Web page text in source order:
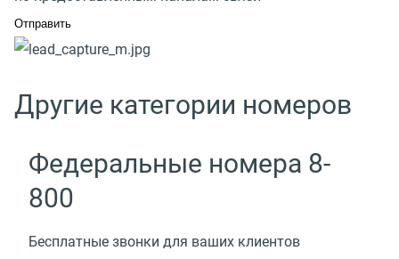
Другие категории номеров
Федеральные номера 8-
800
Бесплатные звонки для ваших клиентов